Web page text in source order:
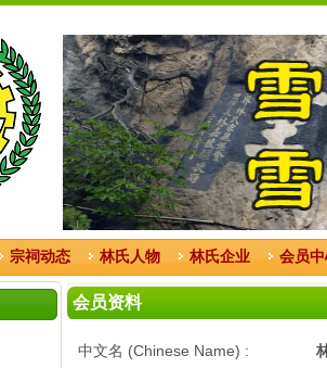
宗祠动态 林氏人物 林氏企业 会员
会员资料
中文名 (Chinese Name) :